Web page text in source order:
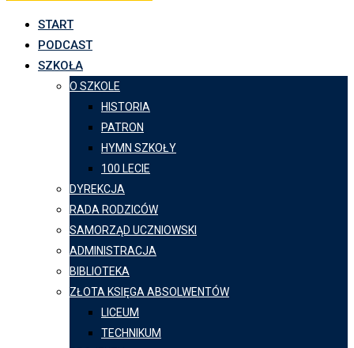
START
PODCAST
SZKOŁA
O SZKOLE
HISTORIA
PATRON
HYMN SZKOŁY
100 LECIE
DYREKCJA
RADA RODZICÓW
SAMORZĄD UCZNIOWSKI
ADMINISTRACJA
BIBLIOTEKA
ZŁOTA KSIĘGA ABSOLWENTÓW
LICEUM
TECHNIKUM